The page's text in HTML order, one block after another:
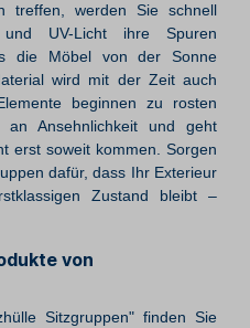
treffen, werden Sie schnell
UV-Licht ihre Spuren
die Möbel von der Sonne
wird mit der Zeit auch
beginnen zu rosten
Ansehnlichkeit und geht
erst soweit kommen. Sorgen
dafür, dass Ihr Exterieur
Zustand bleibt –
von
Sitzgruppen" finden Sie